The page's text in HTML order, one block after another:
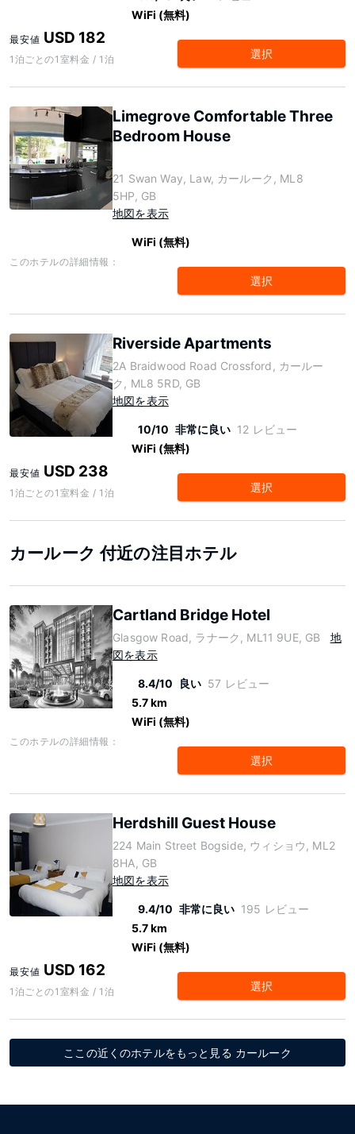
WiFi (無料)
最安値 USD 182
1泊ごとの1室料金 / 1泊 選択
Limegrove Comfortable Three
Bedroom House
21 Swan Way, Law, カールーク, ML8
5HP, GB
地図を表示
WiFi (無料)
このホテルの詳細情報：
選択
Riverside Apartments
2A Braidwood Road Crossford, カールー
ク, ML8 5RD, GB
地図を表示
10/10 非常に良い 12 レビュー
WiFi (無料)
最安値 USD 238
1泊ごとの1室料金 / 1泊 選択
カールーク 付近の注目ホテル
Cartland Bridge Hotel
Glasgow Road, ラナーク, ML11 9UE, GB
地
図を表示
8.4/10 良い 57 レビュー
5.7 km
WiFi (無料)
このホテルの詳細情報：
選択
Herdshill Guest House
224 Main Street Bogside, ウィショウ, ML2
8HA, GB
地図を表示
9.4/10 非常に良い 195 レビュー
5.7 km
WiFi (無料)
最安値 USD 162
1泊ごとの1室料金 / 1泊 選択
ここの近くのホテルをもっと見る カールーク